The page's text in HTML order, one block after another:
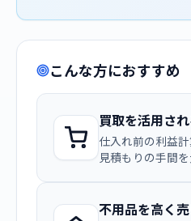
こんな方におすすめ
買取を活用さ
仕入れ前の利益
見積もりの手間を
不用品を高く